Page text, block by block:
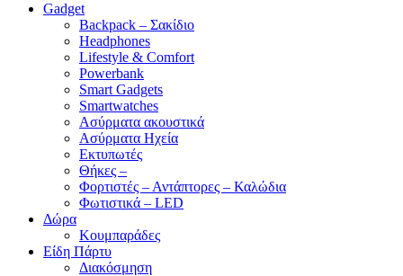
Gadget
Backpack – Σακίδιο
Headphones
Lifestyle & Comfort
Powerbank
Smart Gadgets
Smartwatches
Ασύρματα ακουστικά
Ασύρματα Ηχεία
Εκτυπωτές
Θήκες –
Φορτιστές – Αντάπτορες – Καλώδια
Φωτιστικά – LED
Δώρα
Κουμπαράδες
Είδη Πάρτυ
Διακόσμηση